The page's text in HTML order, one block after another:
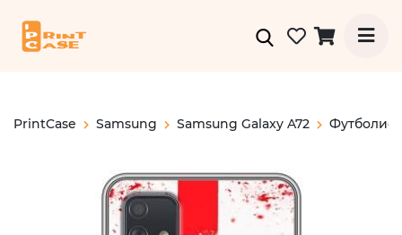
PrintCase Samsung Samsung Galaxy A72